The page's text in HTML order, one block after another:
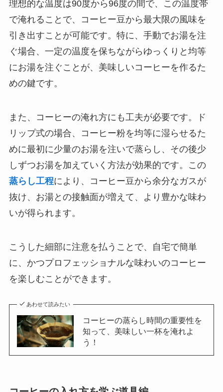
理想的な温度は90度から96度の間で、この温度帯
で淹れることで、コーヒー豆から最大限の風味を
引き出すことが可能です。特に、手動でお湯を注
ぐ場合、一定の温度を保ちながらゆっくりと均等
にお湯を注ぐことが、美味しいコーヒーを作るた
めの鍵です。
また、コーヒーの淹れ方にも工夫が必要です。ド
リップ式の場合、コーヒー粉を均等に湿らせるた
めに最初に少量のお湯を注いで蒸らし、その後少
しずつお湯を加えていく方法が効果的です。この
蒸らし工程により、コーヒー豆から余分なガスが
抜け、お湯との接触面が増えて、より豊かな味わ
いが得られます。
こうした細部に注意を払うことで、自宅で簡単
に、かつプロフェッショナルな味わいのコーヒー
を楽しむことができます。
あわせて読みたい
コーヒーの蒸らし時間の重要性を
知って、美味しい一杯を淹れよ
う！